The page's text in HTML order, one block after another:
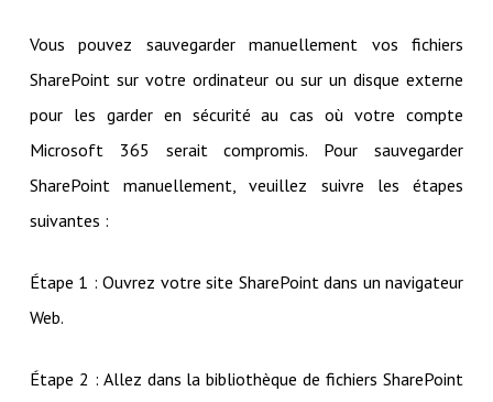
Vous pouvez sauvegarder manuellement vos fichiers
SharePoint sur votre ordinateur ou sur un disque externe
pour les garder en sécurité au cas où votre compte
Microsoft 365 serait compromis. Pour sauvegarder
SharePoint manuellement, veuillez suivre les étapes
suivantes :
Étape 1 : Ouvrez votre site SharePoint dans un navigateur
Web.
Étape 2 : Allez dans la bibliothèque de fichiers SharePoint